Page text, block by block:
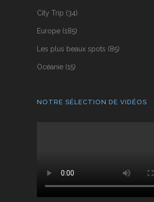
City Trip (34)
Europe (185)
Les plus beaux spots (85)
Océanie (15)
NOTRE SÉLECTION DE VIDÉOS